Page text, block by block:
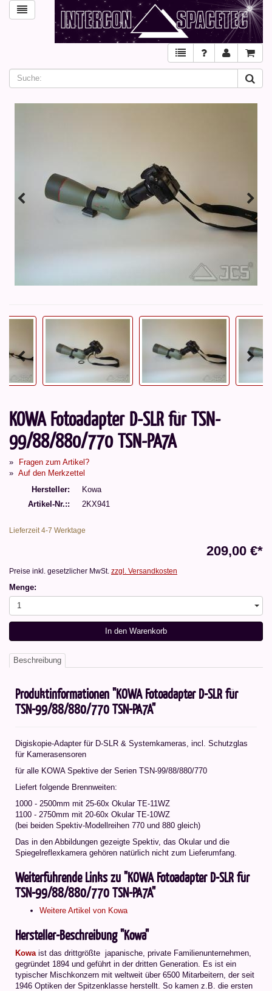
KOWA Fotoadapter D-SLR für TSN-
99/88/880/770 TSN-PA7A
Fragen zum Artikel?
Auf den Merkzettel
Hersteller
Kowa
Artikel-Nr.:
2KX941
Lieferzeit 4-7 Werktage
209,00 €*
Preise inkl. gesetzlicher MwSt. zzgl. Versandkosten
Menge:
1
In den Warenkorb
Beschreibung
Produktinformationen "KOWA Fotoadapter D-SLR für
TSN-99/88/880/770 TSN-PA7A"
Digiskopie-Adapter für D-SLR & Systemkameras, incl. Schutzglas
für Kamerasensoren
für alle KOWA Spektive der Serien TSN-99/88/880/770
Liefert folgende Brennweiten:
1000 - 2500mm mit 25-60x Okular TE-11WZ
1100 - 2750mm mit 20-60x Okular TE-10WZ
(bei beiden Spektiv-Modellreihen 770 und 880 gleich)
Das in den Abbildungen gezeigte Spektiv, das Okular und die
Spiegelreflexkamera gehören natürlich nicht zum Lieferumfang.
Weiterführende Links zu "KOWA Fotoadapter D-SLR für
TSN-99/88/880/770 TSN-PA7A"
Weitere Artikel von Kowa
Hersteller-Beschreibung "Kowa"
Kowa ist das drittgrößte japanische, private Familienunternehmen,
gegründet 1894 und geführt in der dritten Generation. Es ist ein
typischer Mischkonzern mit weltweit über 6500 Mitarbeitern, der seit
1946 Optiken der Spitzenklasse herstellt. So kamen z.B. die ersten